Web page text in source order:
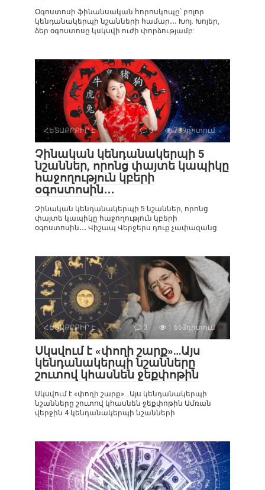
Օգոստոսի ֆինանսական հորոսկոպը՝ բոլոր
կենդանակերպի նշանների համար․․․ Խոյ. Խոյեր,
ձեր օգոստոսը կսկսվի ուժի փորձությամբ:
ՀԵՏԱՔՐՔԻՐ Է 0 789դիտում
Չինական կենդանակերպի 5
նշաններ, որոնց փայտե կապիկը
հաջողություն կբերի
օգոստոսին․․․
Չինական կենդանակերպի 5 նշաններ, որոնց
փայտե կապիկը հաջողություն կբերի
օգոստոսին․․․ Վիշապ Վերջերս դուք չափազանց
ՀԵՏԱՔՐՔԻՐ Է 0 1 663դիտում
Սկսվում է «փողի շարք»…Այս
կենդանակերպի նշանները
շուտով կհասնեն ջեքփոթին
Սկսվում է «փողի շարք»…Այս կենդանակերպի
նշանները շուտով կհասնեն ջեքփոթին Ամռան
վերջին 4 կենդանակերպի նշանների